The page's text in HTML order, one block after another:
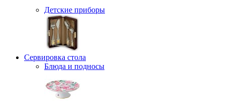
Детские приборы
Сервировка стола
Блюда и подносы